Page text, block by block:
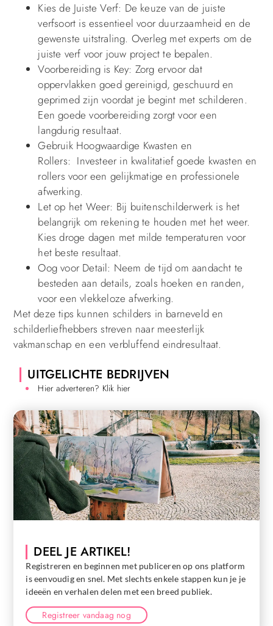
Kies de Juiste Verf: De keuze van de juiste
verfsoort is essentieel voor duurzaamheid en de
gewenste uitstraling. Overleg met experts om de
juiste verf voor jouw project te bepalen.
Voorbereiding is Key: Zorg ervoor dat
oppervlakken goed gereinigd, geschuurd en
geprimed zijn voordat je begint met schilderen.
Een goede voorbereiding zorgt voor een
langdurig resultaat.
Gebruik Hoogwaardige Kwasten en
Rollers: Investeer in kwalitatief goede kwasten en
rollers voor een gelijkmatige en professionele
afwerking.
Let op het Weer: Bij buitenschilderwerk is het
belangrijk om rekening te houden met het weer.
Kies droge dagen met milde temperaturen voor
het beste resultaat.
Oog voor Detail: Neem de tijd om aandacht te
besteden aan details, zoals hoeken en randen,
voor een vlekkeloze afwerking.
Met deze tips kunnen schilders in barneveld en
schilderliefhebbers streven naar meesterlijk
vakmanschap en een verbluffend eindresultaat.
UITGELICHTE BEDRIJVEN
Hier adverteren? Klik hier
DEEL JE ARTIKEL!
Registreren en beginnen met publiceren op ons platform
is eenvoudig en snel. Met slechts enkele stappen kun je je
ideeën en verhalen delen met een breed publiek.
Registreer vandaag nog